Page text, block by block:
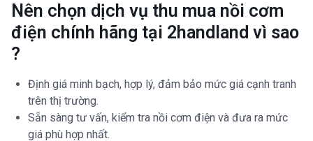
Nên chọn dịch vụ thu mua nồi cơm
điện chính hãng tại 2handland vì sao
?
Định giá minh bạch, hợp lý, đảm bảo mức giá cạnh tranh
trên thị trường.
Sẵn sàng tư vấn, kiểm tra nồi cơm điện và đưa ra mức
giá phù hợp nhất.